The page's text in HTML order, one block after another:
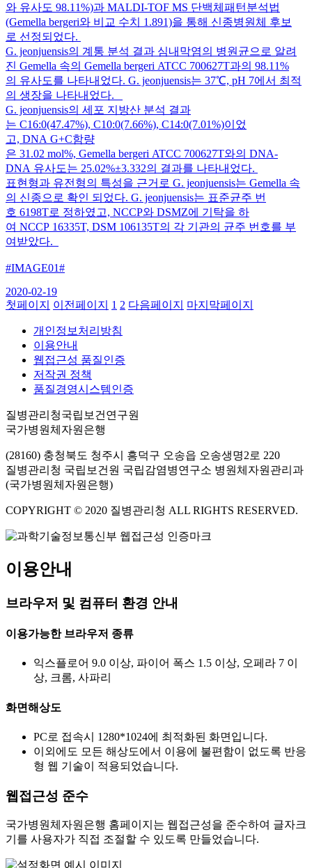
와 유사도 98.11%)과 MALDI-TOF MS 단백체패턴분석법
(Gemella bergeri와 비교 수치 1.891)을 통해 신종병원체 후보
로 선정되었다.
G. jeonjuensis의 계통 분석 결과 심내막염의 병원균으로 알려
진 Gemella 속의 Gemella bergeri ATCC 700627T과의 98.11%
의 유사도를 나타내었다. G. jeonjuensis는 37℃, pH 7에서 최적
의 생장을 나타내었다.
G. jeonjuensis의 세포 지방산 분석 결과
는 C16:0(47.47%), C10:0(7.66%), C14:0(7.01%)이었
고, DNA G+C함량
은 31.02 mol%, Gemella bergeri ATCC 700627T와의 DNA-
DNA 유사도는 25.02%±3.332의 결과를 나타내었다.
표현형과 유전형의 특성을 근거로 G. jeonjuensis는 Gemella 속
의 신종으로 확인 되었다. G. jeonjuensis는 표준균주 번
호 6198T로 정하였고, NCCP와 DSMZ에 기탁을 하
여 NCCP 16335T, DSM 106135T의 각 기관의 균주 번호를 부
여받았다.
#IMAGE01#
2020-02-19
첫페이지
이전페이지 1 2 다음페이지 마지막페이지
개인정보처리방침
이용안내
웹접근성 품질인증
저작권 정책
품질경영시스템인증
질병관리청국립보건연구원
국가병원체자원은행
(28160) 충청북도 청주시 흥덕구 오송읍 오송생명2로 220
질병관리청 국립보건원 국립감염병연구소 병원체자원관리과
(국가병원체자원은행)
COPYRIGHT © 2020 질병관리청 ALL RIGHTS RESERVED.
이용안내
브라우저 및 컴퓨터 환경 안내
이용가능한 브라우저 종류
익스플로어 9.0 이상, 파이어 폭스 1.5 이상, 오페라 7 이
상, 크롬, 사파리
화면해상도
PC로 접속시 1280*1024에 최적화된 화면입니다.
이외에도 모든 해상도에서 이용에 불편함이 없도록 반응
형 웹 기술이 적용되었습니다.
웹접근성 준수
국가병원체자원은행 홈페이지는 웹접근성을 준수하여 글자크
기를 사용자가 직접 조절할 수 있도록 만들었습니다.